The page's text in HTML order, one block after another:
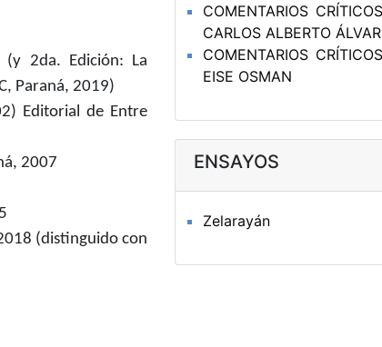
(y 2da. Edición: La
Paraná, 2019)
Editorial de Entre
2007
(distinguido con
COMENTARIOS
CARLOS ALBERTO
COMENTARIOS
EISE OSMAN
ENSAYOS
Zelarayán